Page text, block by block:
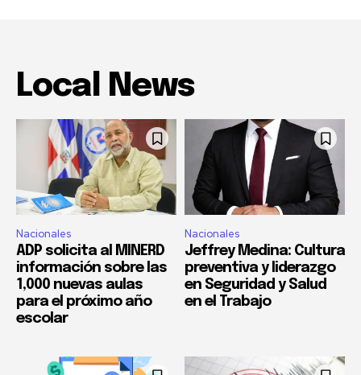
Local News
Nacionales
ADP solicita al MINERD
información sobre las
1,000 nuevas aulas
para el próximo año
escolar
Nacionales
Jeffrey Medina: Cultura
preventiva y liderazgo
en Seguridad y Salud
en el Trabajo